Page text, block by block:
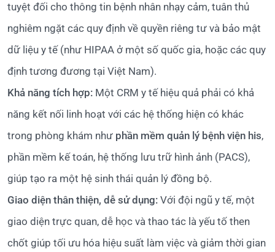
tuyệt đối cho thông tin bệnh nhân nhạy cảm, tuân thủ
nghiêm ngặt các quy định về quyền riêng tư và bảo mật
dữ liệu y tế (như HIPAA ở một số quốc gia, hoặc các quy
định tương đương tại Việt Nam).
Khả năng tích hợp: Một CRM y tế hiệu quả phải có khả
năng kết nối linh hoạt với các hệ thống hiện có khác
trong phòng khám như phần mềm quản lý bệnh viện his,
phần mềm kế toán, hệ thống lưu trữ hình ảnh (PACS),
giúp tạo ra một hệ sinh thái quản lý đồng bộ.
Giao diện thân thiện, dễ sử dụng: Với đội ngũ y tế, một
giao diện trực quan, dễ học và thao tác là yếu tố then
chốt giúp tối ưu hóa hiệu suất làm việc và giảm thời gian